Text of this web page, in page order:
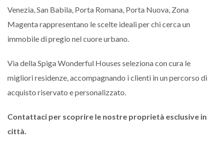
Venezia, San Babila, Porta Romana, Porta Nuova, Zona
Magenta rappresentano le scelte ideali per chi cerca un
immobile di pregio nel cuore urbano.
Via della Spiga Wonderful Houses seleziona con cura le
migliori residenze, accompagnando i clienti in un percorso di
acquisto riservato e personalizzato.
Contattaci per scoprire le nostre proprietà esclusive in
città.